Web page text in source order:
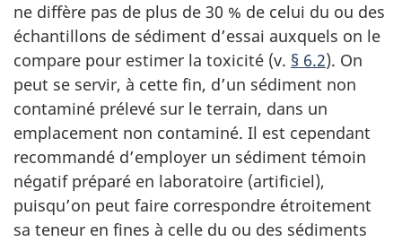
ne diffère pas de plus de 30 % de celui du ou des
échantillons de sédiment d’essai auxquels on le
compare pour estimer la toxicité (v. § 6.2). On
peut se servir, à cette fin, d’un sédiment non
contaminé prélevé sur le terrain, dans un
emplacement non contaminé. Il est cependant
recommandé d’employer un sédiment témoin
négatif préparé en laboratoire (artificiel),
puisqu’on peut faire correspondre étroitement
sa teneur en fines à celle du ou des sédiments